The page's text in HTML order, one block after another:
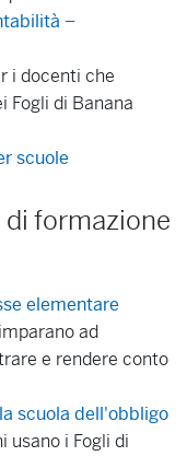
–
i docenti che
Fogli di Banana
scuole
di formazione
elementare
ad
e rendere conto
scuola dell'obbligo
usano i Fogli di